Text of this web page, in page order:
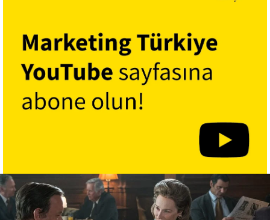
Etkinlikler
Söyleşiler
Kariyer
Araştırma